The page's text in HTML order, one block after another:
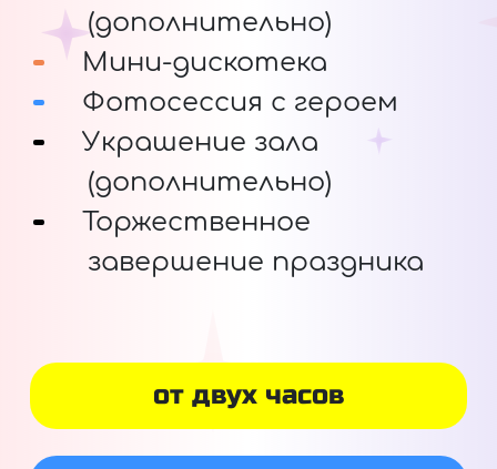
(дополнительно)
Мини-дискотека
Фотосессия с героем
Украшение зала
(дополнительно)
Торжественное
завершение праздника
от двух часов